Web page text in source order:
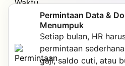
Permintaan Data &
Menumpuk
Setiap bulan, HR
permintaan
gaji, saldo cuti, atau